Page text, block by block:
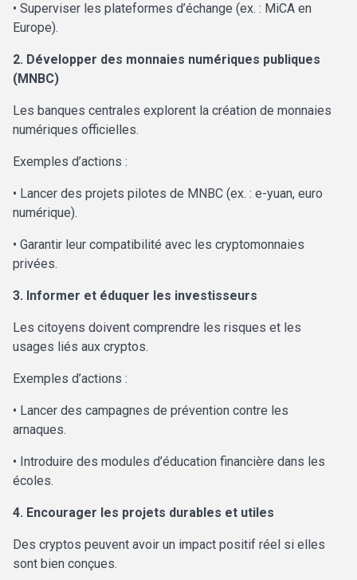
• Superviser les plateformes d’échange (ex. : MiCA en
Europe).
2. Développer des monnaies numériques publiques
(MNBC)
Les banques centrales explorent la création de monnaies
numériques officielles.
Exemples d’actions :
• Lancer des projets pilotes de MNBC (ex. : e-yuan, euro
numérique).
• Garantir leur compatibilité avec les cryptomonnaies
privées.
3. Informer et éduquer les investisseurs
Les citoyens doivent comprendre les risques et les
usages liés aux cryptos.
Exemples d’actions :
• Lancer des campagnes de prévention contre les
arnaques.
• Introduire des modules d’éducation financière dans les
écoles.
4. Encourager les projets durables et utiles
Des cryptos peuvent avoir un impact positif réel si elles
sont bien conçues.